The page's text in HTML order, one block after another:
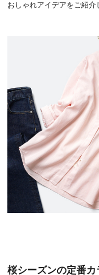
おしゃれアイデアをご紹介
桜シーズンの定番カ